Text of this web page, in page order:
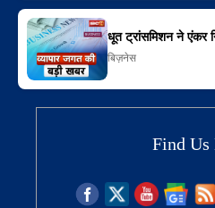
धूत ट्रांसमिशन ने एंकर
बिज़नेस
Find Us